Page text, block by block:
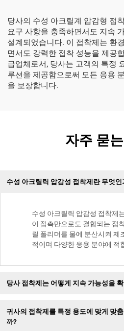
당사의 수성 아크릴계 압감형 접
요구 사항을 충족하면서도 지속
설계되었습니다. 이 접착제는 환
면서도 강력한 접착 성능을 제공
급업체로서, 당사는 고객의 특정
루션을 제공함으로써 모든 응용
을 보장합니다.
자주 묻
수성 아크릴릭 압감성 접착제란 무엇인
수성 아크릴릭 압감성 접착제
이 접촉만으로도 결합되는 접
릴 폴리머를 물에 분산시켜 제
적이며 다양한 응용 분야에 적
당사 접착제는 어떻게 지속 가능성을
귀사의 접착제를 특정 용도에 맞게 맞
까?